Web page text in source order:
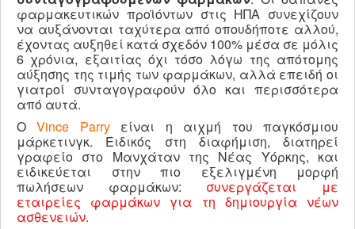
φαρμακευτικών προϊόντων στις ΗΠΑ συνεχίζουν
να αυξάνονται ταχύτερα από οπουδήποτε αλλού,
έχοντας αυξηθεί κατά σχεδόν 100% μέσα σε μόλις
6 χρόνια, εξαιτίας όχι τόσο λόγω της απότομης
αύξησης της τιμής των φαρμάκων, αλλά επειδή οι
γιατροί συνταγογραφούν όλο και περισσότερα
από αυτά.
ΟVince Parryείναι η αιχμή του παγκόσμιου
μάρκετινγκ. Ειδικός στη διαφήμιση, διατηρεί
γραφείο στο Μανχάταν της Νέας Υόρκης, και
ειδικεύεται στην πιο εξελιγμένη μορφή
πωλήσεων φαρμάκων: συνεργάζεται με
εταιρείες φαρμάκων για τη δημιουργία νέων
ασθενειών.